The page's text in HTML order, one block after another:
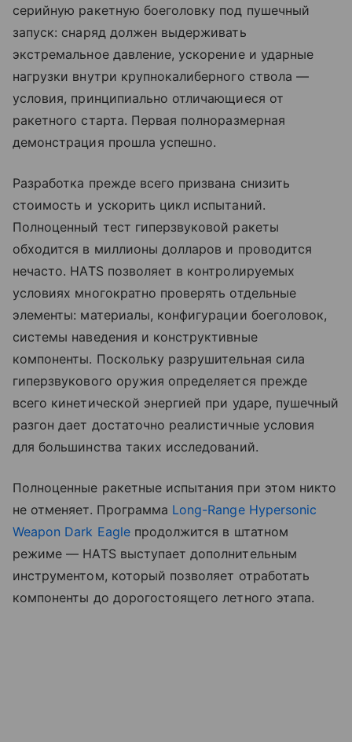
серийную ракетную боеголовку под пушечный
запуск: снаряд должен выдерживать
экстремальное давление, ускорение и ударные
нагрузки внутри крупнокалиберного ствола —
условия, принципиально отличающиеся от
ракетного старта. Первая полноразмерная
демонстрация прошла успешно.
Разработка прежде всего призвана снизить
стоимость и ускорить цикл испытаний.
Полноценный тест гиперзвуковой ракеты
обходится в миллионы долларов и проводится
нечасто. HATS позволяет в контролируемых
условиях многократно проверять отдельные
элементы: материалы, конфигурации боеголовок,
системы наведения и конструктивные
компоненты. Поскольку разрушительная сила
гиперзвукового оружия определяется прежде
всего кинетической энергией при ударе, пушечный
разгон дает достаточно реалистичные условия
для большинства таких исследований.
Полноценные ракетные испытания при этом никто
не отменяет. Программа Long-Range Hypersonic
Weapon Dark Eagleпродолжится в штатном
режиме — HATS выступает дополнительным
инструментом, который позволяет отработать
компоненты до дорогостоящего летного этапа.